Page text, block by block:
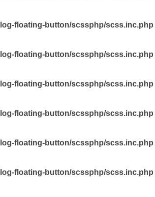
floating-button/scssphp/scss.inc.php
floating-button/scssphp/scss.inc.php
floating-button/scssphp/scss.inc.php
floating-button/scssphp/scss.inc.php
floating-button/scssphp/scss.inc.php
floating-button/scssphp/scss.inc.php